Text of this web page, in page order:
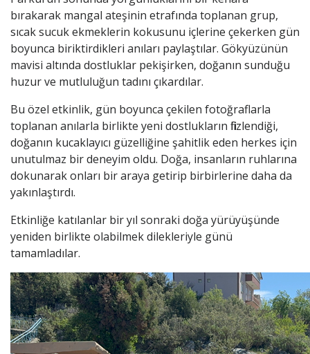
bırakarak mangal ateşinin etrafında toplanan grup,
sıcak sucuk ekmeklerin kokusunu içlerine çekerken gün
boyunca biriktirdikleri anıları paylaştılar. Gökyüzünün
mavisi altında dostluklar pekişirken, doğanın sunduğu
huzur ve mutluluğun tadını çıkardılar.
Bu özel etkinlik, gün boyunca çekilen fotoğraflarla
toplanan anılarla birlikte yeni dostlukların filizlendiği,
doğanın kucaklayıcı güzelliğine şahitlik eden herkes için
unutulmaz bir deneyim oldu. Doğa, insanların ruhlarına
dokunarak onları bir araya getirip birbirlerine daha da
yakınlaştırdı.
Etkinliğe katılanlar bir yıl sonraki doğa yürüyüşünde
yeniden birlikte olabilmek dilekleriyle günü
tamamladılar.